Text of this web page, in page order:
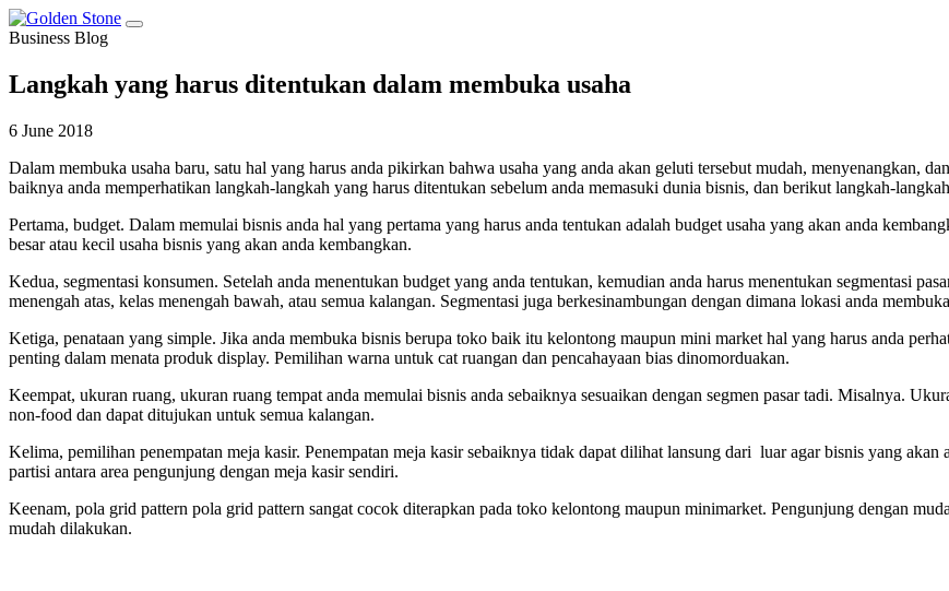
Business Blog
Langkah yang harus ditentukan dalam membuka usaha
6 June 2018
Dalam membuka usaha baru, satu hal yang harus anda pikirkan bahwa usaha yang anda akan geluti tersebut mudah, menyenangkan,
baiknya anda memperhatikan langkah-langkah yang harus ditentukan sebelum anda memasuki dunia bisnis, dan berikut langkah-
Pertama, budget. Dalam memulai bisnis anda hal yang pertama yang harus anda tentukan adalah budget usaha yang akan anda
besar atau kecil usaha bisnis yang akan anda kembangkan.
Kedua, segmentasi konsumen. Setelah anda menentukan budget yang anda tentukan, kemudian anda harus menentukan segmentasi
menengah atas, kelas menengah bawah, atau semua kalangan. Segmentasi juga berkesinambungan dengan dimana lokasi anda
Ketiga, penataan yang simple. Jika anda membuka bisnis berupa toko baik itu kelontong maupun mini market hal yang harus anda
penting dalam menata produk display. Pemilihan warna untuk cat ruangan dan pencahayaan bias dinomorduakan.
Keempat, ukuran ruang, ukuran ruang tempat anda memulai bisnis anda sebaiknya sesuaikan dengan segmen pasar tadi. Misalnya.
non-food dan dapat ditujukan untuk semua kalangan.
Kelima, pemilihan penempatan meja kasir. Penempatan meja kasir sebaiknya tidak dapat dilihat lansung dari luar agar bisnis yang
partisi antara area pengunjung dengan meja kasir sendiri.
Keenam, pola grid pattern pola grid pattern sangat cocok diterapkan pada toko kelontong maupun minimarket. Pengunjung dengan
mudah dilakukan.